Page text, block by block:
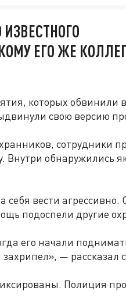
ЕГО ЖЕ
которых обвинили
свою версию
сотрудники
Внутри обнаружились
себя вести
подоспели другие
его начали
— рассказал
Полиция